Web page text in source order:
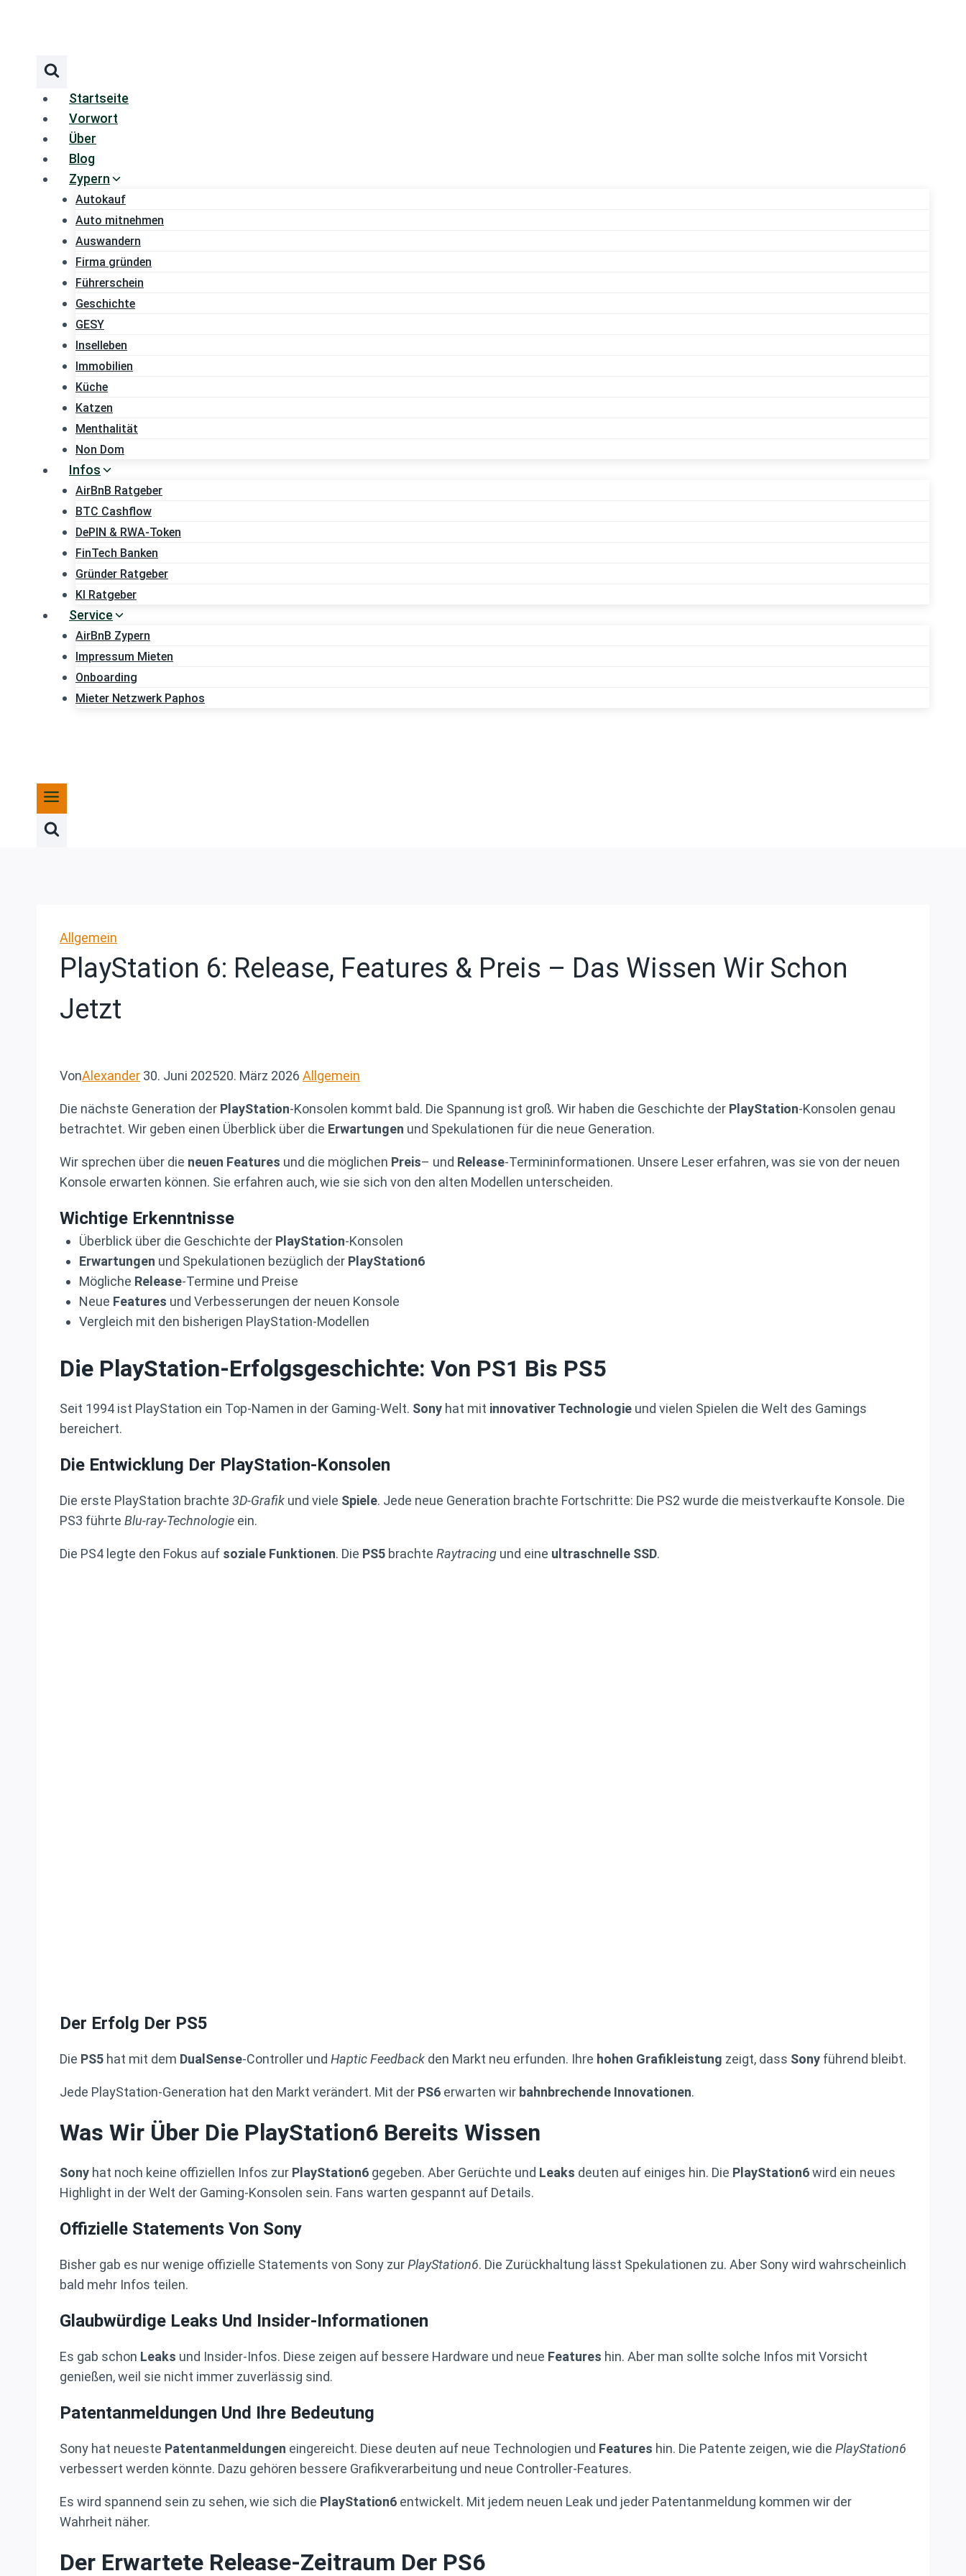
Startseite
Vorwort
Über
Blog
Zypern
Autokauf
Auto mitnehmen
Auswandern
Firma gründen
Führerschein
Geschichte
GESY
Inselleben
Immobilien
Küche
Katzen
Menthalität
Non Dom
Infos
AirBnB Ratgeber
BTC Cashflow
DePIN & RWA-Token
FinTech Banken
Gründer Ratgeber
KI Ratgeber
Service
AirBnB Zypern
Impressum Mieten
Onboarding
Mieter Netzwerk Paphos
Allgemein
PlayStation 6: Release, Features & Preis – Das Wissen Wir Schon
Jetzt
VonAlexander 30. Juni 202520. März 2026 Allgemein
Die nächste Generation der PlayStation-Konsolen kommt bald. Die Spannung ist groß. Wir haben die Geschichte der PlayStation-Konsolen genau
betrachtet. Wir geben einen Überblick über die Erwartungen und Spekulationen für die neue Generation.
Wir sprechen über die neuen Features und die möglichen Preis– und Release-Termininformationen. Unsere Leser erfahren, was sie von der neuen
Konsole erwarten können. Sie erfahren auch, wie sie sich von den alten Modellen unterscheiden.
Wichtige Erkenntnisse
Überblick über die Geschichte der PlayStation-Konsolen
Erwartungen und Spekulationen bezüglich der PlayStation6
Mögliche Release-Termine und Preise
Neue Features und Verbesserungen der neuen Konsole
Vergleich mit den bisherigen PlayStation-Modellen
Die PlayStation-Erfolgsgeschichte: Von PS1 Bis PS5
Seit 1994 ist PlayStation ein Top-Namen in der Gaming-Welt. Sony hat mit innovativer Technologie und vielen Spielen die Welt des Gamings
bereichert.
Die Entwicklung Der PlayStation-Konsolen
Die erste PlayStation brachte 3D-Grafik und viele Spiele. Jede neue Generation brachte Fortschritte: Die PS2 wurde die meistverkaufte Konsole. Die
PS3 führte Blu-ray-Technologie ein.
Die PS4 legte den Fokus auf soziale Funktionen. Die PS5 brachte Raytracing und eine ultraschnelle SSD.
Der Erfolg Der PS5
Die PS5 hat mit dem DualSense-Controller und Haptic Feedback den Markt neu erfunden. Ihre hohen Grafikleistung zeigt, dass Sony führend bleibt.
Jede PlayStation-Generation hat den Markt verändert. Mit der PS6 erwarten wir bahnbrechende Innovationen.
Was Wir Über Die PlayStation6 Bereits Wissen
Sony hat noch keine offiziellen Infos zur PlayStation6 gegeben. Aber Gerüchte und Leaks deuten auf einiges hin. Die PlayStation6wird ein neues
Highlight in der Welt der Gaming-Konsolen sein. Fans warten gespannt auf Details.
Offizielle Statements Von Sony
Bisher gab es nur wenige offizielle Statements von Sony zurPlayStation6. Die Zurückhaltung lässt Spekulationen zu. Aber Sony wird wahrscheinlich
bald mehr Infos teilen.
Glaubwürdige Leaks Und Insider-Informationen
Es gab schon Leaks und Insider-Infos. Diese zeigen auf bessere Hardware und neue Features hin. Aber man sollte solche Infos mit Vorsicht
genießen, weil sie nicht immer zuverlässig sind.
Patentanmeldungen Und Ihre Bedeutung
Sony hat neueste Patentanmeldungen eingereicht. Diese deuten auf neue Technologien und Features hin. Die Patente zeigen, wie die PlayStation6
verbessert werden könnte. Dazu gehören bessere Grafikverarbeitung und neue Controller-Features.
Es wird spannend sein zu sehen, wie sich die PlayStation6 entwickelt. Mit jedem neuen Leak und jeder Patentanmeldung kommen wir der
Wahrheit näher.
Der Erwartete Release-Zeitraum Der PS6